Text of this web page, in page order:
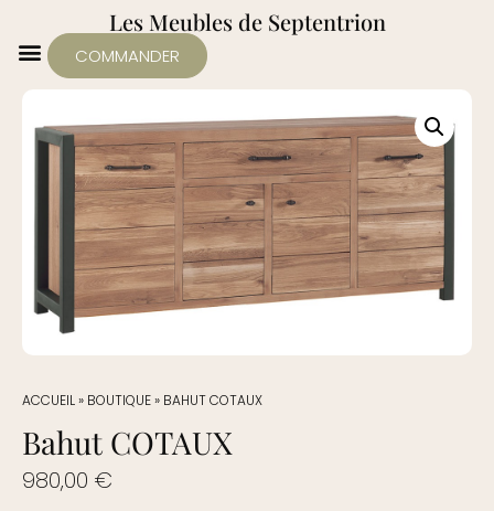
Les Meubles de Septentrion
COMMANDER
ACCUEIL» BOUTIQUE» BAHUT COTAUX
Bahut COTAUX
980,00 €